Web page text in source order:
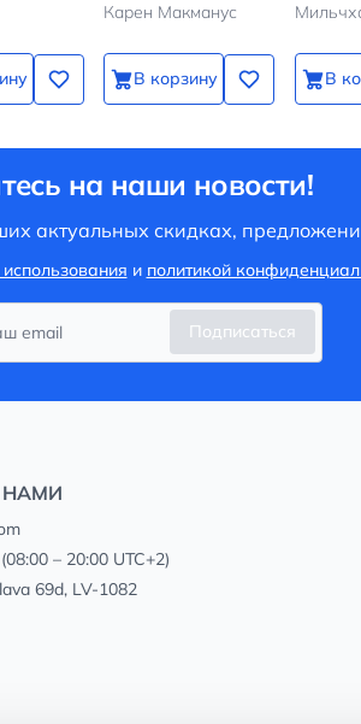
Карен Макманус
В корзину В
на наши новости!
актуальных скидках,
и политикой
Подписаться
НАМИ
– 20:00 UTC+2)
69d, LV-1082